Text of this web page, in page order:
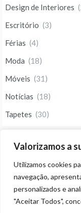
Valorizamos a
Utilizamos cookies
navegação,
personalizados e
"Aceitar Todos",
Design de Interiores
Escritório (3)
Férias (4)
Moda (18)
Móveis (31)
Notícias (18)
Tapetes (30)